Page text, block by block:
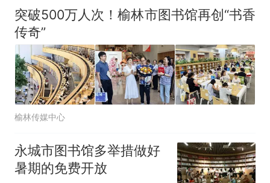
美国渔民钓获鲨鱼徒手将其拽
回大海 目击者直呼震惊 （视频
哥士兵搬起大石块投向移民引
争议，此前一天内数万人从摩
洛哥涌入西班牙
突破500万人次！榆林市图书馆再创“书香
传奇”
榆林传媒中心
永城市图书馆多举措做好
暑期的免费开放